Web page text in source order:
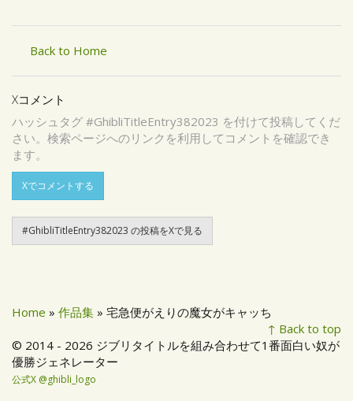
Back to Home
Xコメント
ハッシュタグ #GhibliTitleEntry382023 を付けて投稿してくだ
さい。検索ページへのリンクを利用してコメントを確認でき
ます。
Xでコメントする
#GhibliTitleEntry382023 の投稿をXで見る
Home » 作品集 » 宅急便がえりの魔女がキャッち
↑ Back to top
© 2014 - 2026 ジブリタイトルを組み合わせて1番面白い奴が
優勝ジェネレーター
公式X @ghibli_logo